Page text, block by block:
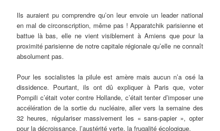
Ils auraient pu comprendre qu’on leur envoie un leader national
en mal de circonscription, même pas ! Apparatchik parisienne et
battue là bas, elle ne vient visiblement à Amiens que pour la
proximité parisienne de notre capitale régionale qu’elle ne connaît
absolument pas.
Pour les socialistes la pilule est amère mais aucun n’a osé la
dissidence. Pourtant, ils ont dû expliquer à Paris que, voter
Pompili c’était voter contre Hollande, c’était tenter d’imposer une
accélération de la sortie du nucléaire, aller vers la semaine des
32 heures, régulariser massivement les « sans-papier », opter
pour la décroissance, l’austérité verte, la frugalité écologique.